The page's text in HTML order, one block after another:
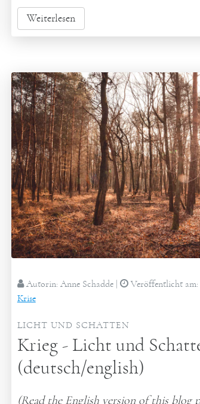
Weiterlesen
Autorin: Anne Schadde| Veröffentlicht am:
Krise
LICHT UND SCHATTEN
Krieg - Licht und
(deutsch/english)
(Read the English version of this blog